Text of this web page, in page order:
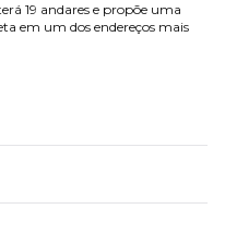
19 andares e propõe uma
em um dos endereços mais